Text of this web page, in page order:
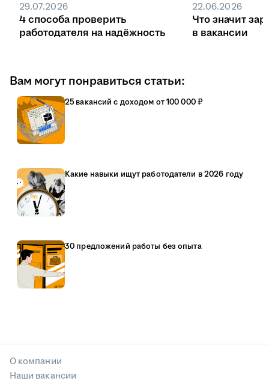
29.07.2026
4 способа проверить
работодателя на надёжность
22.06.2026
Что значит
в вакансии
Вам могут понравиться статьи:
25 вакансий с доходом от 100 000 ₽
Какие навыки ищут работодатели в 2026 году
30 предложений работы без опыта
О компании
Наши вакансии